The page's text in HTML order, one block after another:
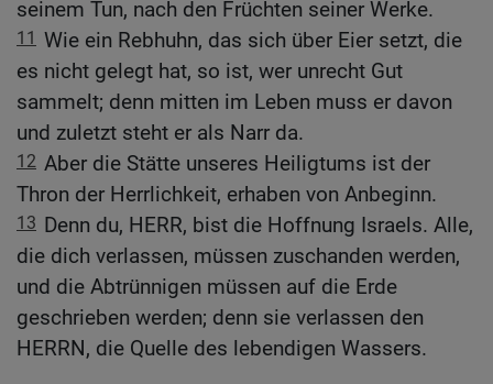
seinem Tun, nach den Früchten seiner Werke.
11 Wie ein Rebhuhn, das sich über Eier setzt, die
es nicht gelegt hat, so ist, wer unrecht Gut
sammelt; denn mitten im Leben muss er davon
und zuletzt steht er als Narr da.
12 Aber die Stätte unseres Heiligtums ist der
Thron der Herrlichkeit, erhaben von Anbeginn.
13 Denn du, HERR, bist die Hoffnung Israels. Alle,
die dich verlassen, müssen zuschanden werden,
und die Abtrünnigen müssen auf die Erde
geschrieben werden; denn sie verlassen den
HERRN, die Quelle des lebendigen Wassers.